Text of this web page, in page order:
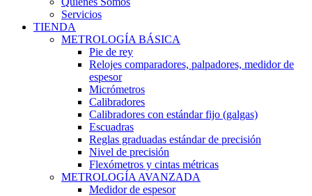
Servicios
TIENDA
METROLOGÍA BÁSICA
Pie de rey
Relojes comparadores, palpadores, medidor de
espesor
Micrómetros
Calibradores
Calibradores con estándar fijo (galgas)
Escuadras
Reglas graduadas estándar de precisión
Nivel de precisión
Flexómetros y cintas métricas
METROLOGÍA AVANZADA
Medidor de espesor